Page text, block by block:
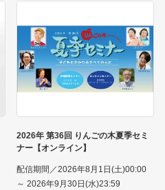
2026年 第36回 りんごの木夏季セミ
ナー【オンライン】
配信期間／2026年8月1日(土)00:00
～ 2026年9月30日(水)23:59